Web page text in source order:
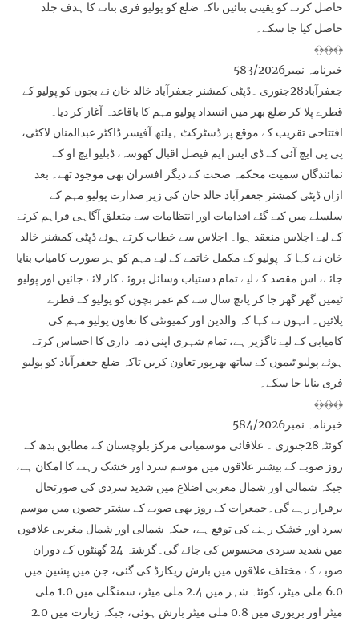
حاصل کرنے کو یقینی بنائیں تاکہ ضلع کو پولیو فری بنانے کا ہدف جلد
حاصل کیا جا سکے۔
﴾﴿﴾﴿﴾﴿
خبرنامہ نمبر583/2026
جعفرآباد28جنوری ۔ڈپٹی کمشنر جعفرآباد خالد خان نے بچوں کو پولیو کے
قطرے پلا کر ضلع بھر میں انسداد پولیو مہم کا باقاعدہ آغاز کر دیا۔
افتتاحی تقریب کے موقع پر ڈسٹرکٹ ہیلتھ آفیسر ڈاکٹر عبدالمنان لاکٹی،
پی پی ایچ آئی کے ڈی ایس ایم فیصل اقبال کھوسہ، ڈبلیو ایچ او کے
نمائندگان سمیت محکمہ صحت کے دیگر افسران بھی موجود تھے۔ بعد
ازاں ڈپٹی کمشنر جعفرآباد خالد خان کی زیر صدارت پولیو مہم کے
سلسلے میں کیے گئے اقدامات اور انتظامات سے متعلق آگاہی فراہم کرنے
کے لیے اجلاس منعقد ہوا۔ اجلاس سے خطاب کرتے ہوئے ڈپٹی کمشنر خالد
خان نے کہا کہ پولیو کے مکمل خاتمے کے لیے مہم کو ہر صورت کامیاب بنایا
جائے، اس مقصد کے لیے تمام دستیاب وسائل بروئے کار لائے جائیں اور پولیو
ٹیمیں گھر گھر جا کر پانچ سال سے کم عمر بچوں کو پولیو کے قطرے
پلائیں۔ انہوں نے کہا کہ والدین اور کمیونٹی کا تعاون پولیو مہم کی
کامیابی کے لیے ناگزیر ہے، تمام شہری اپنی ذمہ داری کا احساس کرتے
ہوئے پولیو ٹیموں کے ساتھ بھرپور تعاون کریں تاکہ ضلع جعفرآباد کو پولیو
فری بنایا جا سکے۔
﴾﴿﴾﴿﴾﴿
خبرنامہ نمبر584/2026
کوئٹہ28جنوری ۔ علاقائی موسمیاتی مرکز بلوچستان کے مطابق بدھ کے
روز صوبے کے بیشتر علاقوں میں موسم سرد اور خشک رہنے کا امکان ہے،
جبکہ شمالی اور شمال مغربی اضلاع میں شدید سردی کی صورتحال
برقرار رہے گی۔جمعرات کے روز بھی صوبے کے بیشتر حصوں میں موسم
سرد اور خشک رہنے کی توقع ہے، جبکہ شمالی اور شمال مغربی علاقوں
میں شدید سردی محسوس کی جائے گی۔گزشتہ 24 گھنٹوں کے دوران
صوبے کے مختلف علاقوں میں بارش ریکارڈ کی گئی، جن میں پشین میں
6.0 ملی میٹر، کوئٹہ شہر میں 2.4 ملی میٹر، سمنگلی میں 1.0 ملی
میٹر اور بریوری میں 0.8 ملی میٹر بارش ہوئی، جبکہ زیارت میں 2.0